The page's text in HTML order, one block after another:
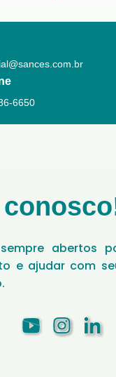
6650
abertos
e ajudar com